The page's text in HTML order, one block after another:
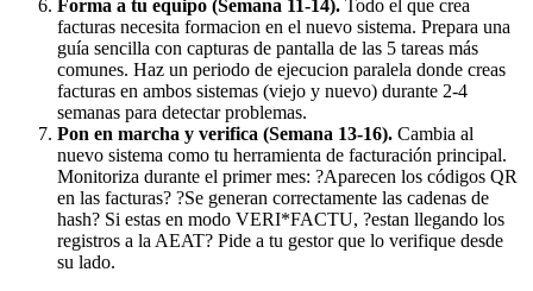
Forma a tu equipo (Semana 11-14). Todo el que crea
facturas necesita formacion en el nuevo sistema. Prepara una
guía sencilla con capturas de pantalla de las 5 tareas más
comunes. Haz un periodo de ejecucion paralela donde creas
facturas en ambos sistemas (viejo y nuevo) durante 2-4
semanas para detectar problemas.
Pon en marcha y verifica (Semana 13-16). Cambia al
nuevo sistema como tu herramienta de facturación principal.
Monitoriza durante el primer mes: ?Aparecen los códigos QR
en las facturas? ?Se generan correctamente las cadenas de
hash? Si estas en modo VERI*FACTU, ?estan llegando los
registros a la AEAT? Pide a tu gestor que lo verifique desde
su lado.